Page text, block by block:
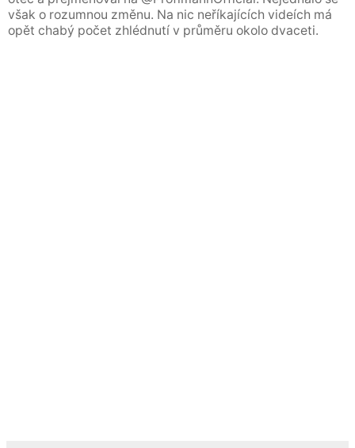
však o rozumnou změnu. Na nic neříkajících videích má
opět chabý počet zhlédnutí v průměru okolo dvaceti.